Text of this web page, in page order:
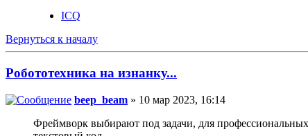
ICQ
Вернуться к началу
Робототехника на изнанку...
beep_beam » 10 мар 2023, 16:14
Фреймворк выбирают под задачи, для